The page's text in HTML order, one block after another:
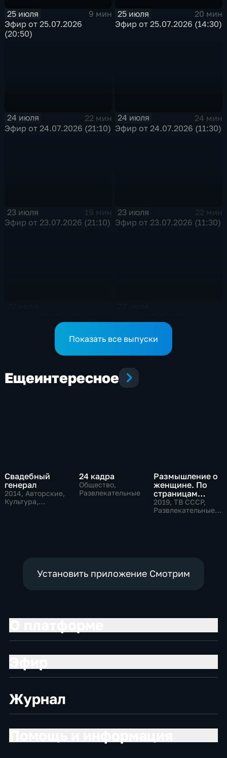
25 июля
9 мин
Эфир от 25.07.2026
(20:50)
25 июля
20 мин
Эфир от 25.07.2026 (14:30)
24 июля
22 мин
Эфир от 24.07.2026 (21:10)
24 июля
24 мин
Эфир от 24.07.2026 (11:30)
23 июля
19 мин
Эфир от 23.07.2026 (21:10)
23 июля
22 мин
Эфир от 23.07.2026 (11:30)
Показать все выпуски
Ещеинтересное
Свадебный
генерал
2014, Авторские,
Культура,
24 кадра
Общество,
Развлекательные
Размышление о
женщине. По
страницам
советского
телевидения
2019, ТВ СССР,
Развлекательные,
Установить приложение Смотрим
Журнал